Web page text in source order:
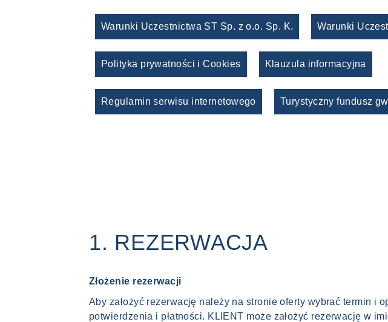
Warunki Uczestnictwa ST Sp. z o.o. Sp. K. Warunki
Polityka prywatności i Cookies Klauzula informacyjna
Regulamin serwisu internetowego Turystyczny fundusz
1. REZERWACJA
Złożenie rezerwacji
Aby założyć rezerwację należy na stronie oferty wybrać termin i
potwierdzenia i płatności. KLIENT może założyć rezerwację w